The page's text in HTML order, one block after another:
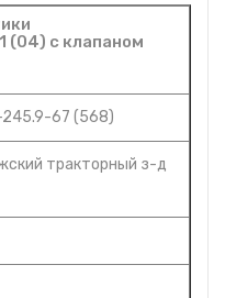
(04) с клапаном
67 (568)
тракторный з-д